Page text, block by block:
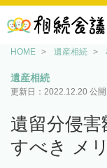
HOME 遺産相続
遺産相続
更新日： 2022.12.20 公開
遺留分侵
すべき メ